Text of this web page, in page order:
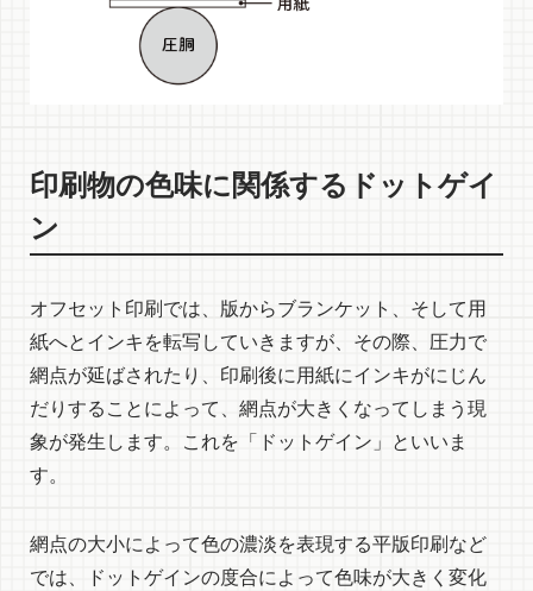
印刷物の色味に関係するドットゲイ
ン
オフセット印刷では、版からブランケット、そして用
紙へとインキを転写していきますが、その際、圧力で
網点が延ばされたり、印刷後に用紙にインキがにじん
だりすることによって、網点が大きくなってしまう現
象が発生します。これを「ドットゲイン」といいま
す。
網点の大小によって色の濃淡を表現する平版印刷など
では、ドットゲインの度合によって色味が大きく変化